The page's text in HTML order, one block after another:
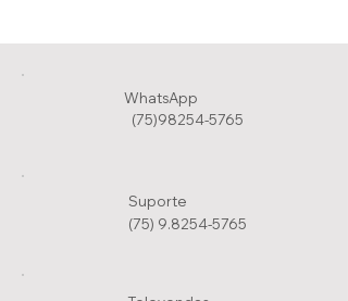
WhatsApp
(75)98254-5765
Suporte
(75) 9.8254-5765